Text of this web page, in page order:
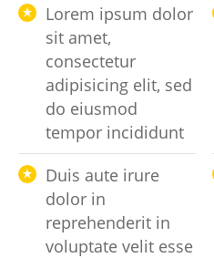
Lorem ipsum dolor
sit amet,
consectetur
adipisicing elit, sed
do eiusmod
tempor incididunt
Duis aute irure
dolor in
reprehenderit in
voluptate velit esse